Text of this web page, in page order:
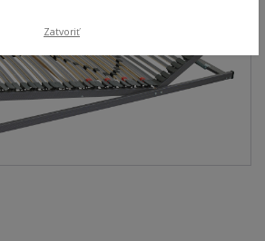
Zatvoriť